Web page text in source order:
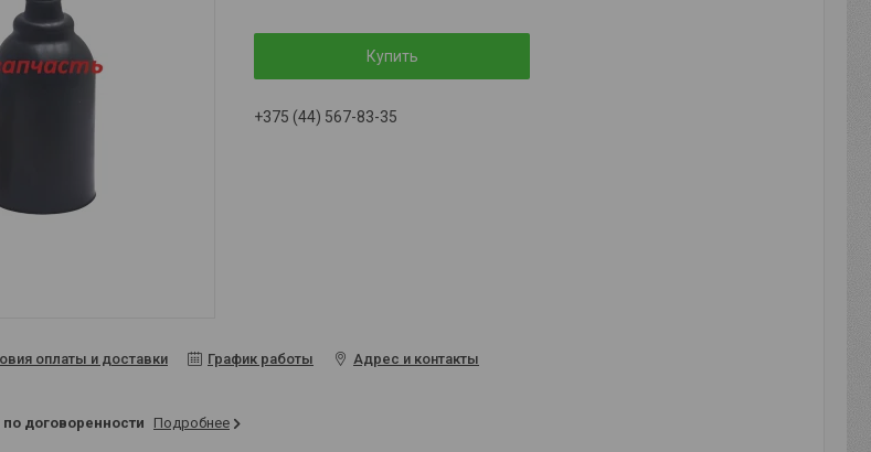
Купить
+375 (44) 567-83-35
оплаты и доставки График работы Адрес и контакты
по договоренности Подробнее